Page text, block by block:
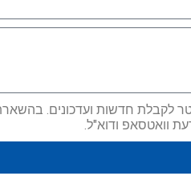
לקבלת חדשות ועדכונים.
וואטסאפ ודוא"ל.